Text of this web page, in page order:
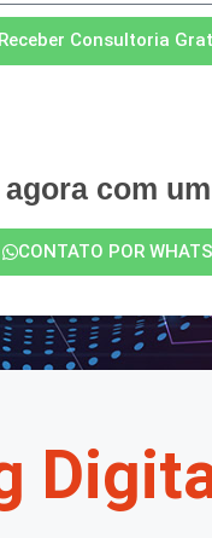
Receber Consultoria
agora com
CONTATO POR